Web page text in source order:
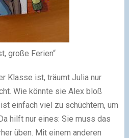
große Ferien“
Klasse ist, träumt Julia nur
Wie könnte sie Alex bloß
einfach viel zu schüchtern, um
hilft nur eines: Sie muss das
üben. Mit einem anderen